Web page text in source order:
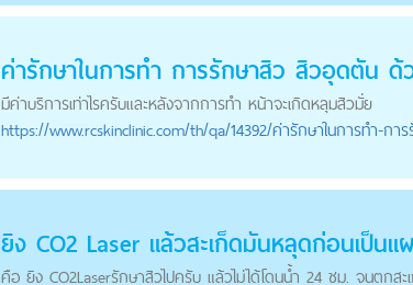
ค่ารักษาในการทำ การรักษาสิว สิวอุดตัน ด้
มีค่าบริการเท่าไรครับและหลังจากการทำ หน้าจะเกิดหลุมสิวมั่ย
https://www.rcskinclinic.com/th/qa/14392/ค่ารักษาในการทำ-ก
ยิง CO2 Laserแล้วสะเก็ดมันหลุดก่อนเป็นแ
คือ ยิง CO2Laserรักษาสิวไปครับ แล้วไม่ได้โดนน้ำ 24 ชม. จนตกส